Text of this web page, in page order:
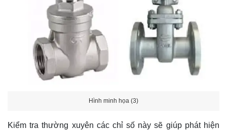
Hình minh họa (3)
Kiểm tra thường xuyên các chỉ số này sẽ giúp phát hiện